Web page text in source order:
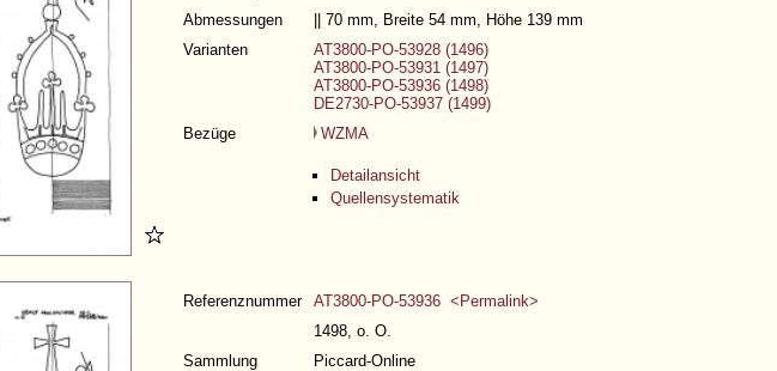
Abmessungen
|| 70 mm, Breite 54 mm, Höhe 139 mm
Varianten
AT3800-PO-53928 (1496)
AT3800-PO-53931 (1497)
AT3800-PO-53936 (1498)
DE2730-PO-53937 (1499)
Bezüge
WZMA
Detailansicht
Quellensystematik
Referenznummer
AT3800-PO-53936 <Permalink>
1498, o. O.
Sammlung
Piccard-Online